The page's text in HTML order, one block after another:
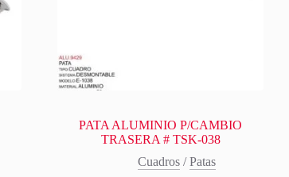
PATA ALUMINIO P/CAMBIO
TRASERA # TSK-038
Cuadros/Patas